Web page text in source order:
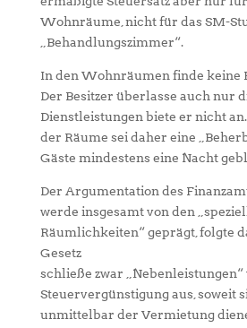
Wohnräume, nicht für das SM-
„Behandlungszimmer“.
In den Wohnräumen finde keine
Der Besitzer überlasse auch nur
Dienstleistungen biete er nicht
der Räume sei daher eine
Gäste mindestens eine Nacht
Der Argumentation des
werde insgesamt von den
Räumlichkeiten“ geprägt, folgte
Gesetz
schließe zwar „Nebenleistungen“
Steuervergünstigung aus, soweit
unmittelbar der Vermietung